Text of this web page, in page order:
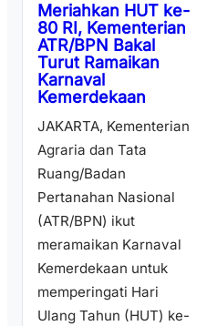
Meriahkan HUT ke-
80 RI, Kementerian
ATR/BPN Bakal
Turut Ramaikan
Karnaval
Kemerdekaan
JAKARTA, Kementerian
Agraria dan Tata
Ruang/Badan
Pertanahan Nasional
(ATR/BPN) ikut
meramaikan Karnaval
Kemerdekaan untuk
memperingati Hari
Ulang Tahun (HUT) ke-